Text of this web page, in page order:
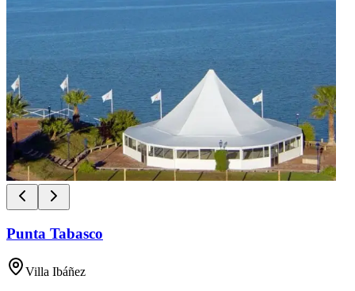
Punta Tabasco
Villa Ibáñez